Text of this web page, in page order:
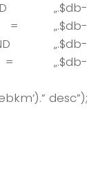
„.$db-
= „.$db-
„.$db-
= „.$db-
desc”);